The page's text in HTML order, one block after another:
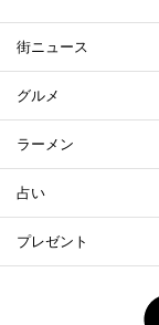
街ニュース
グルメ
ラーメン
占い
プレゼント